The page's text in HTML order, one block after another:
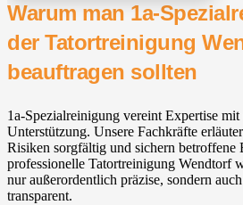
Warum man 1a-
der Tatortreinigung
beauftragen sollten
1a-Spezialreinigung vereint Expertise
Unterstützung. Unsere Fachkräfte
Risiken sorgfältig und sichern betroffene
professionelle Tatortreinigung Wendtorf
nur außerordentlich präzise, sondern
transparent.